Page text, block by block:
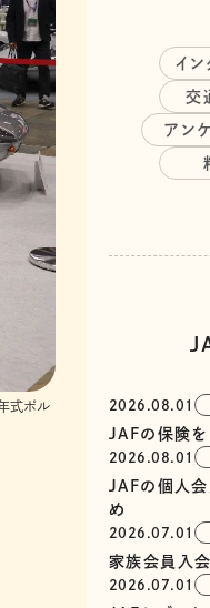
式ポル
イン
交
アン
2026.08.01
JAFの保険を
2026.08.01
JAFの個人会
め
2026.07.01
家族会員入
2026.07.01